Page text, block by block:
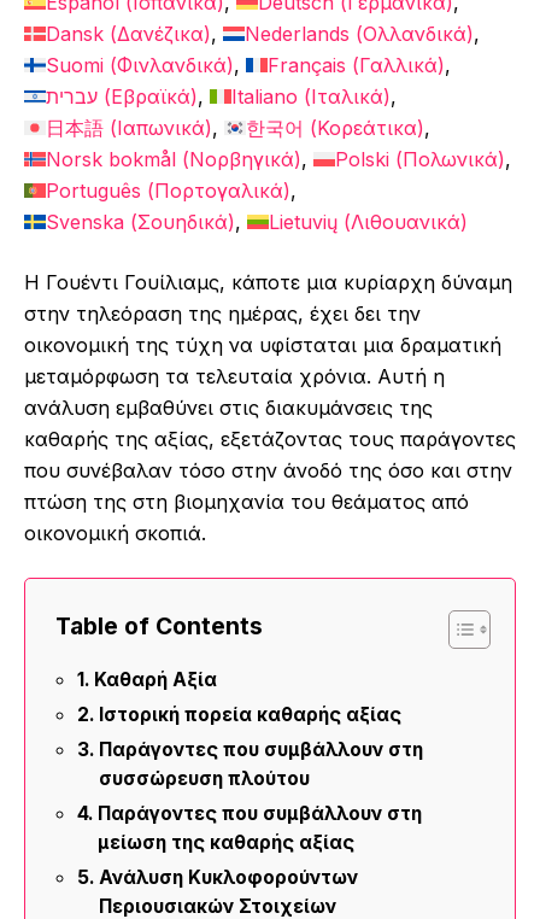
Dansk (Δανέζικα) Nederlands (Ολλανδικά)
Suomi (Φινλανδικά) Français (Γαλλικά)
עברית (Εβραϊκά) Italiano (Ιταλικά)
日本語 (Ιαπωνικά) 한국어 (Κορεάτικα)
Norsk bokmål (Νορβηγικά) Polski (Πολωνικά)
Português (Πορτογαλικά)
Svenska (Σουηδικά) Lietuvių (Λιθουανικά)
Η Γουέντι Γουίλιαμς, κάποτε μια κυρίαρχη δύναμη
στην τηλεόραση της ημέρας, έχει δει την
οικονομική της τύχη να υφίσταται μια δραματική
μεταμόρφωση τα τελευταία χρόνια. Αυτή η
ανάλυση εμβαθύνει στις διακυμάνσεις της
καθαρής της αξίας, εξετάζοντας τους παράγοντες
που συνέβαλαν τόσο στην άνοδό της όσο και στην
πτώση της στη βιομηχανία του θεάματος από
οικονομική σκοπιά.
Table of Contents
Καθαρή Αξία
Ιστορική πορεία καθαρής αξίας
Παράγοντες που συμβάλλουν στη
συσσώρευση πλούτου
Παράγοντες που συμβάλλουν στη
μείωση της καθαρής αξίας
Ανάλυση Κυκλοφορούντων
Περιουσιακών Στοιχείων